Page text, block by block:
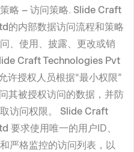
略 – 访问策略. Slide Craft
的内部数据访问流程和策略
、使用、披露、更改或销
Craft Technologies Pvt
许授权人员根据“最小权限”
其被授权访问的数据，并防
访问权限。 Slide Craft
要求使用唯一的用户ID、
严格监控的访问列表，以